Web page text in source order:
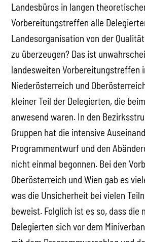
Landesbüros in langen
Vorbereitungstreffen alle
Landesorganisation von der
zu überzeugen? Das ist
landesweiten Vorbereitungstreffen
Niederösterreich und
kleiner Teil der Delegierten, die
anwesend waren. In den
Gruppen hat die intensive
Programmentwurf und den
nicht einmal begonnen. Bei den
Oberösterreich und Wien gab es
was die Unsicherheit bei vielen
beweist. Folglich ist es so, dass die
Delegierten sich vor dem